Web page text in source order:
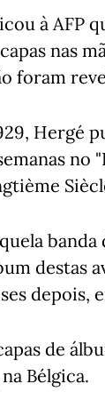
à AFP
nas
foram
Hergé
destas
depois,
de
Bélgica.